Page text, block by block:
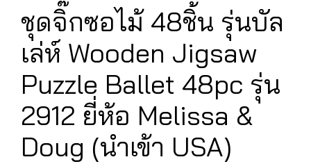
ชุดจิ๊กซอไม้ 48ชิ้น รุ่นบัล
เล่ห์ Wooden Jigsaw
Puzzle Ballet 48pc รุ่น
2912 ยี่ห้อ Melissa &
Doug (นำเข้า USA)